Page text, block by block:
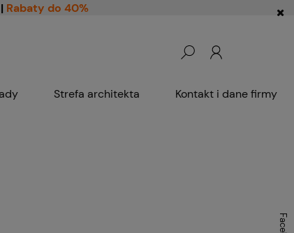
| Rabaty do 40%
Strefa architekta Kontakt i dane firmy